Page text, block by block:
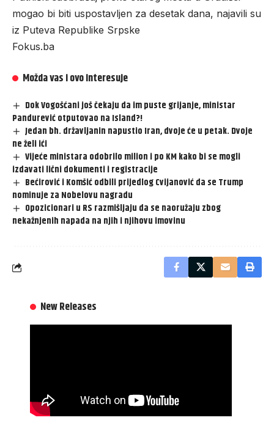
mogao bi biti uspostavljen za desetak dana, najavili su
iz Puteva Republike Srpske
Fokus.ba
Možda vas i ovo interesuje
Dok Vogošćani još čekaju da im puste grijanje, ministar
Pandurević otputovao na Island?!
Jedan bh. državljanin napustio Iran, dvoje će u petak. Dvoje
ne želi ići
Vijeće ministara odobrilo milion i po KM kako bi se mogli
izdavati lični dokumenti i registracije
Bećirović i Komšić odbili prijedlog Cvijanović da se Trump
nominuje za Nobelovu nagradu
Opozicionari u RS razmišljaju da se naoružaju zbog
nekažnjenih napada na njih i njihovu imovinu
New Releases